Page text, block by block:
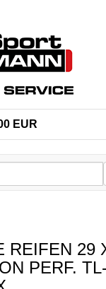
EUR
REIFEN 29
PERF.